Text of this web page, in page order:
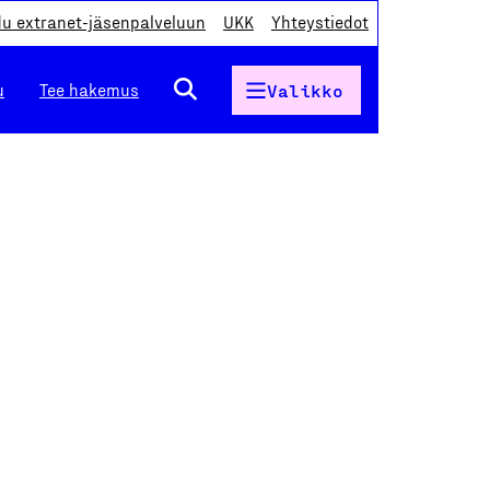
extranet-jäsenpalveluun UKK Yhteystiedot
Tee hakemus Valikko